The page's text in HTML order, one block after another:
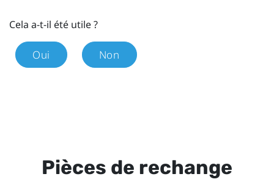
Cela a-t-il été utile ?
Oui Non
Pièces de rechange